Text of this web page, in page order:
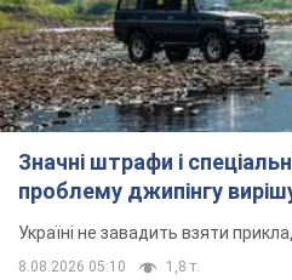
Значні штрафи і
проблему джипінгу
Україні не завадить взяти
8.08.2026 05:10 1,8 т.